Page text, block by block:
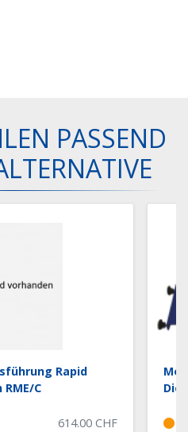
PASSEND
Rapid
C
614.00 CHF